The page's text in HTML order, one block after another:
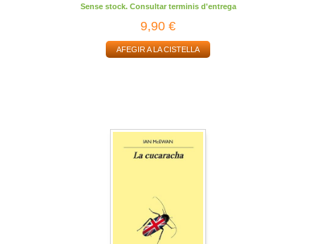
Sense stock. Consultar terminis d'entrega
9,90 €
AFEGIR A LA CISTELLA